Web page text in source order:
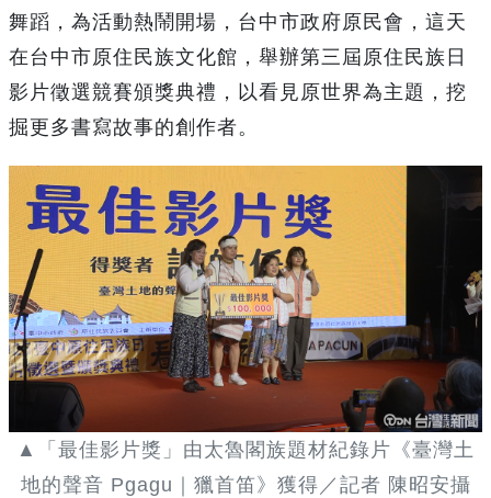
舞蹈，為活動熱鬧開場，台中市政府原民會，這天
在台中市原住民族文化館，舉辦第三屆原住民族日
影片徵選競賽頒獎典禮，以看見原世界為主題，挖
掘更多書寫故事的創作者。
▲「最佳影片獎」由太魯閣族題材紀錄片《臺灣土
地的聲音 Pgagu｜獵首笛》獲得／記者 陳昭安攝